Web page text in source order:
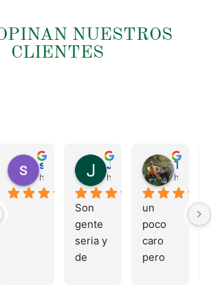
NUESTROS
CLIENTES
hace 4 meses hace 4 meses
Son
gente
seria y
de
hace 4
un
poco
caro
pero